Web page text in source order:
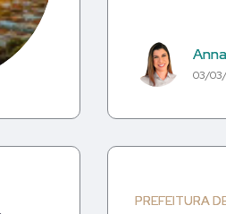
03/
PREFEITURA